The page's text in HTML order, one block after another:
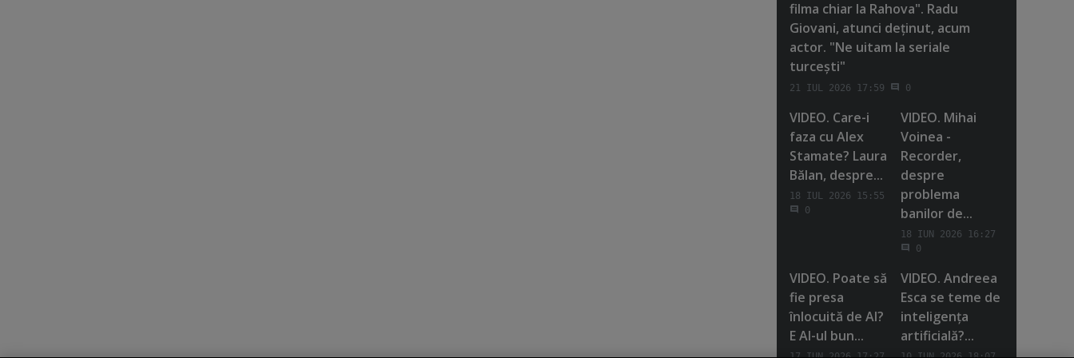
filma chiar la Rahova". Radu
Giovani, atunci deţinut, acum
actor. "Ne uitam la seriale
turceşti"
21 IUL 2026 17:59 0
VIDEO. Care-i
faza cu Alex
Stamate? Laura
Bălan, despre...
18 IUL 2026 15:55
0
VIDEO. Mihai
Voinea -
Recorder,
despre
problema
banilor de...
18 IUN 2026 16:27
0
VIDEO. Poate să
fie presa
înlocuită de AI?
E AI-ul bun...
VIDEO. Andreea
Esca se teme de
inteligenţa
artificială?...